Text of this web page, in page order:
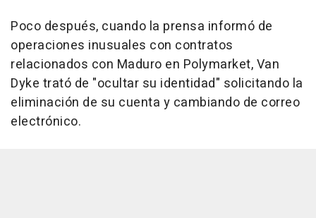
Poco después, cuando la prensa informó de
operaciones inusuales con contratos
relacionados con Maduro en Polymarket, Van
Dyke trató de "ocultar su identidad" solicitando la
eliminación de su cuenta y cambiando de correo
electrónico.